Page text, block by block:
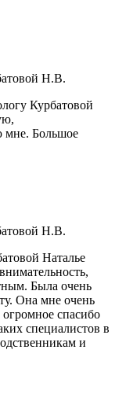
Н.В.
Курбатовой
мне. Большое
Н.В.
Наталье
Была очень
Она мне очень
огромное спасибо
специалистов в
и